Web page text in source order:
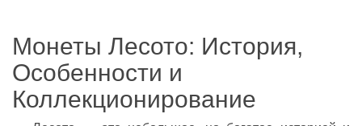
Монеты Лесото: История,
Особенности и
Коллекционирование